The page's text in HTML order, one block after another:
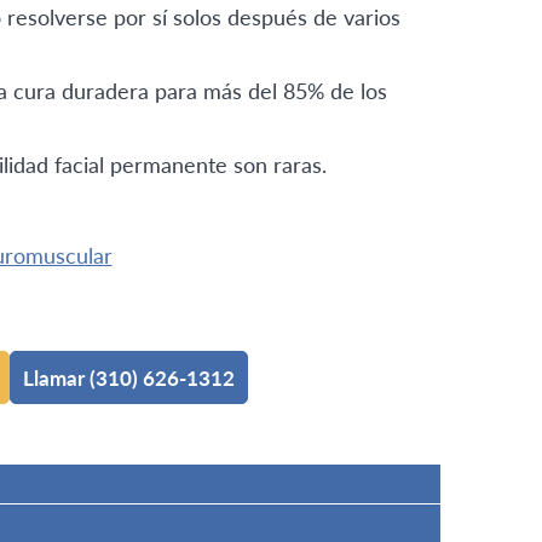
por sí solos después de varios
duradera para más del 85% de los
facial permanente son raras.
Llamar (310) 626-1312